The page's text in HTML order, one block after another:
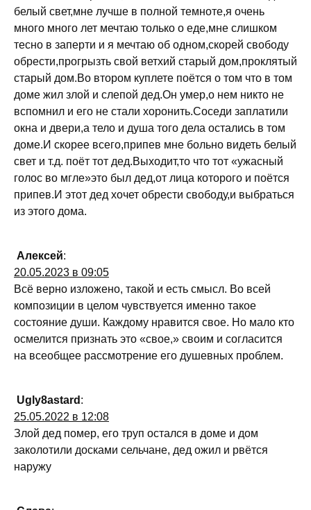
белый свет,мне лучше в полной темноте,я очень
много много лет мечтаю только о еде,мне слишком
тесно в заперти и я мечтаю об одном,скорей свободу
обрести,прогрызть свой ветхий старый дом,проклятый
старый дом.Во втором куплете поётся о том что в том
доме жил злой и слепой дед.Он умер,о нем никто не
вспомнил и его не стали хоронить.Соседи заплатили
окна и двери,а тело и душа того дела остались в том
доме.И скорее всего,припев мне больно видеть белый
свет и т.д. поёт тот дед.Выходит,то что тот «ужасный
голос во мгле»это был дед,от лица которого и поётся
припев.И этот дед хочет обрести свободу,и выбраться
из этого дома.
Алексей:
20.05.2023 в 09:05
Всё верно изложено, такой и есть смысл. Во всей
композиции в целом чувствуется именно такое
состояние души. Каждому нравится свое. Но мало кто
осмелится признать это «свое,» своим и согласится
на всеобщее рассмотрение его душевных проблем.
Ugly8astard :
25.05.2022 в 12:08
Злой дед помер, его труп остался в доме и дом
заколотили досками сельчане, дед ожил и рвётся
наружу